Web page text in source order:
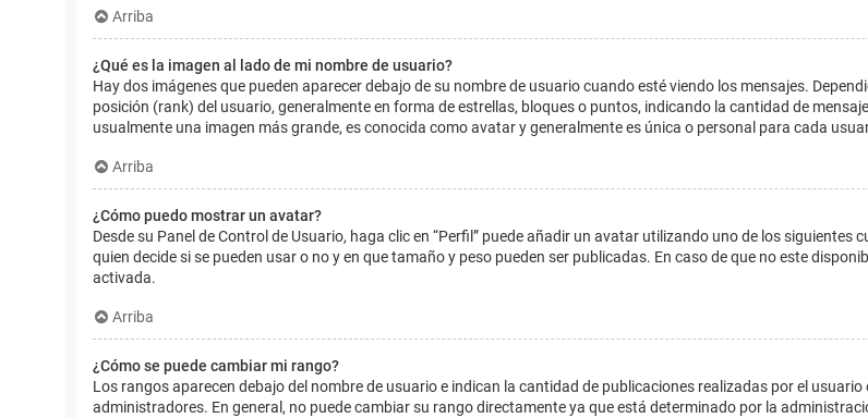
Arriba
¿Qué es la imagen al lado de mi nombre de usuario?
Hay dos imágenes que pueden aparecer debajo de su nombre de usuario cuando esté viendo los mensajes.
posición (rank) del usuario, generalmente en forma de estrellas, bloques o puntos, indicando la cantidad de
usualmente una imagen más grande, es conocida como avatar y generalmente es única o personal para cada
Arriba
¿Cómo puedo mostrar un avatar?
Desde su Panel de Control de Usuario, haga clic en “Perfil” puede añadir un avatar utilizando uno de los
quien decide si se pueden usar o no y en que tamaño y peso pueden ser publicadas. En caso de que no este
activada.
Arriba
¿Cómo se puede cambiar mi rango?
Los rangos aparecen debajo del nombre de usuario e indican la cantidad de publicaciones realizadas por el
administradores. En general, no puede cambiar su rango directamente ya que está determinado por la